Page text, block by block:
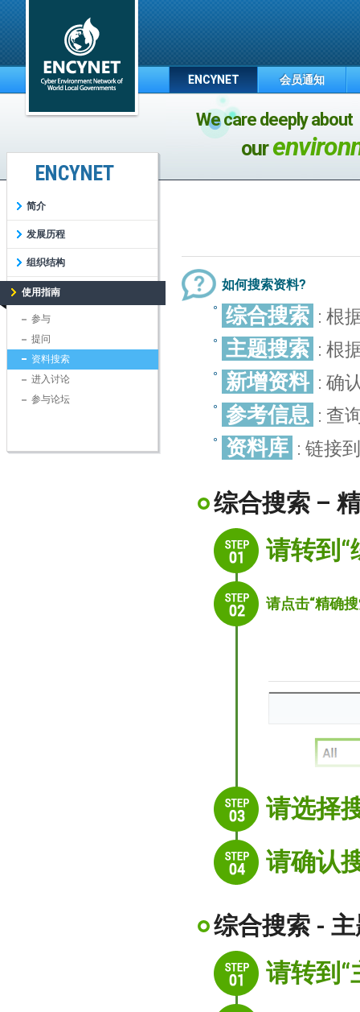
ENCYNET 会员通知
We care deeply about
our
ENCYNET
简介
发展历程
组织结构
使用指南
参与
提问
资料搜索
进入讨论
参与论坛
如何搜索资料?
综合搜索 : 根
主题搜索 : 根
新增资料 : 确
参考信息 : 查
资料库 : 链接
综合搜索 –
请转到“
请点击“精确
请选择
请确认
综合搜索 -
请转到“